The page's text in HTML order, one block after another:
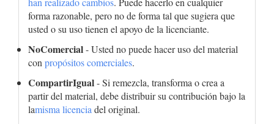
forma razonable, pero no de forma tal que sugiera que
usted o su uso tienen el apoyo de la licenciante.
NoComercial- Usted no puede hacer uso del material
conpropósitos comerciales.
CompartirIgual- Si remezcla, transforma o crea a
partir del material, debe distribuir su contribución bajo la
lamisma licenciadel original.